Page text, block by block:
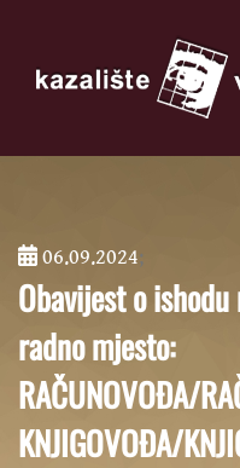
06.09.2024;
Obavijest o
radno mjesto:
RAČUNOVOĐA/
KNJIGOVOĐA/